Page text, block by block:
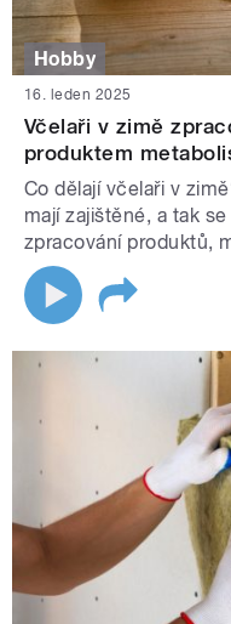
Hobby
16. leden 2025
Včelaři v zimě
produktem
Co dělají včelaři v
mají zajištěné, a tak
zpracování produktů,